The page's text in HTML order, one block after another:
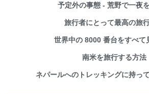
予定外の事態 - 荒野で一夜
旅行者にとって最高の旅
世界中の 8000 番台をすべて
南米を旅行する方法
ネパールへのトレッキングに持っ